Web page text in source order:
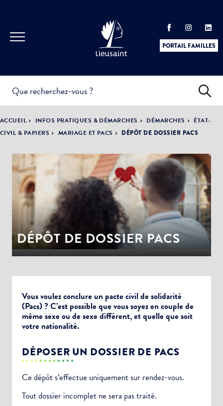
PORTAIL FAMILLES
PRATIQUES &
DÉMARCHES
ACTUALITÉS &
ÉVÈNEMENTS
LA VILLE
DÉMOCRATIE
PARTICIPATIVE
ACCUEIL INFOS PRATIQUES & DÉMARCHES DÉMARCHES
ÉTAT-
CIVIL & PAPIERS
MARIAGE ET PACS DÉPÔT DE DOSSIER PACS
DÉPÔT DE DOSSIER PACS
Vous voulez conclure un pacte civil de solidarité
(Pacs) ? C’est possible que vous soyez en couple de
même sexe ou de sexe différent, et quelle que soit
votre nationalité.
DÉPOSER UN DOSSIER DE PACS
Ce dépôt s’effectue uniquement sur rendez-vous.
Tout dossier incomplet ne sera pas traité.